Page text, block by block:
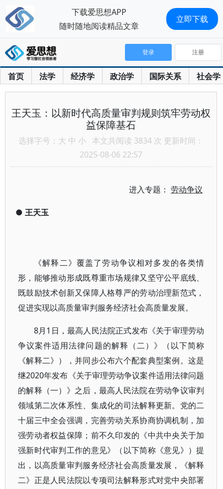
首页 法学 经济学 政治学 国际关系 社会学
登录 注册
王天玉：以新时代高质量审判规则筑牢劳动权
益保障基石
选择字号： 大 中 小 本文共阅读 3834 次 更新时间：
2025-08-06 22:57
进入专题：劳动争议
● 王天玉
《解释二》覆盖了劳动争议相对多发的各类情
形，能够推动形成既尊重市场规律又坚守公平底线、
既鼓励技术创新又保障人格尊严的劳动治理新范式，
促进实现以高质量审判服务经济社会高质量发展。
8月1日，最高人民法院正式发布《关于审理劳动
争议案件适用法律问题的解释（二）》（以下简称
《解释二》），并同步公布六个配套典型案例。这是
继2020年发布《关于审理劳动争议案件适用法律问题
的解释（一）》之后，最高人民法院在劳动争议审判
领域第二次体系性、集成化的司法解释更新。党的二
十届三中全会强调，完善劳动关系协商协调机制，加
强劳动者权益保障；前不久印发的《中共中央关于加
强新时代审判工作的意见》（以下简称《意见》）提
出，以高质量审判服务经济社会高质量发展，《解释
二》正是人民法院以专项司法解释形式对党中央部署
下载爱思想APP
随时随地阅读精品文章
立即下载